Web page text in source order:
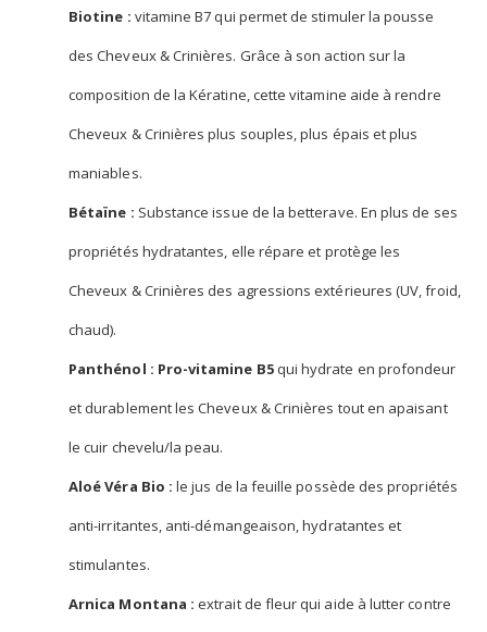
Biotine : vitamine B7 qui permet de stimuler la pousse
des Cheveux & Crinières. Grâce à son action sur la
composition de la Kératine, cette vitamine aide à rendre
Cheveux & Crinières plus souples, plus épais et plus
maniables.
Bétaïne : Substance issue de la betterave. En plus de ses
propriétés hydratantes, elle répare et protège les
Cheveux & Crinières des agressions extérieures (UV, froid,
chaud).
Panthénol : Pro-vitamine B5qui hydrate en profondeur
et durablement les Cheveux & Crinières tout en apaisant
le cuir chevelu/la peau.
Aloé Véra Bio : le jus de la feuille possède des propriétés
anti-irritantes, anti-démangeaison, hydratantes et
stimulantes.
Arnica Montana : extrait de fleur qui aide à lutter contre